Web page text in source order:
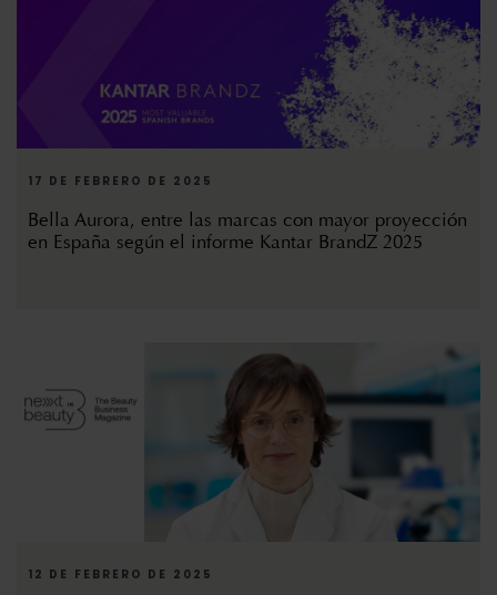
17 DE FEBRERO DE 2025
Bella Aurora, entre las marcas con mayor proyección
en España según el informe Kantar BrandZ 2025
12 DE FEBRERO DE 2025